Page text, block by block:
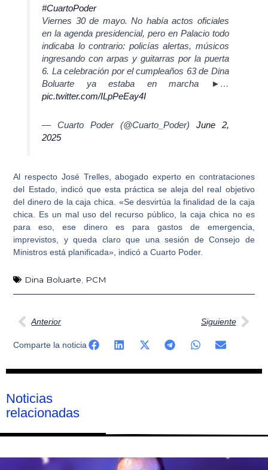
#CuartoPoder
Viernes 30 de mayo. No había actos oficiales
en la agenda presidencial, pero en Palacio todo
indicaba lo contrario: policías alertas, músicos
ingresando con arpas y guitarras por la puerta
6. La celebración por el cumpleaños 63 de Dina
Boluarte ya estaba en marcha ►…
pic.twitter.com/ILpPeEay4I
— Cuarto Poder (@Cuarto_Poder) June 2,
2025
Al respecto José Trelles, abogado experto en contrataciones
del Estado, indicó que esta práctica se aleja del real objetivo
del dinero de la caja chica. «Se desvirtúa la finalidad de la caja
chica . Es un mal uso del recurso público, la caja chica no es
para eso, ese dinero es para gastos de emergencia,
imprevistos, y queda claro que una sesión de Consejo de
Ministros está planificada», indicó a Cuarto Poder.
Dina Boluarte, PCM
Ant
Anterior Siguiente
Comparte la noticia
Noticias
relacionadas